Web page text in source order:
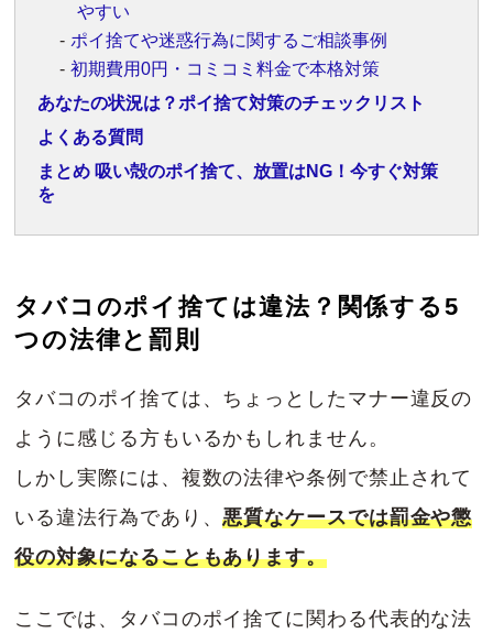
やすい
ポイ捨てや迷惑行為に関するご相談事例
初期費用0円・コミコミ料金で本格対策
あなたの状況は？ポイ捨て対策のチェックリスト
よくある質問
まとめ 吸い殻のポイ捨て、放置はNG！今すぐ対策
を
タバコのポイ捨ては違法？関係する5
つの法律と罰則
タバコのポイ捨ては、ちょっとしたマナー違反の
ように感じる方もいるかもしれません。
しかし実際には、複数の法律や条例で禁止されて
いる違法行為であり、悪質なケースでは罰金や懲
役の対象になることもあります。
ここでは、タバコのポイ捨てに関わる代表的な法